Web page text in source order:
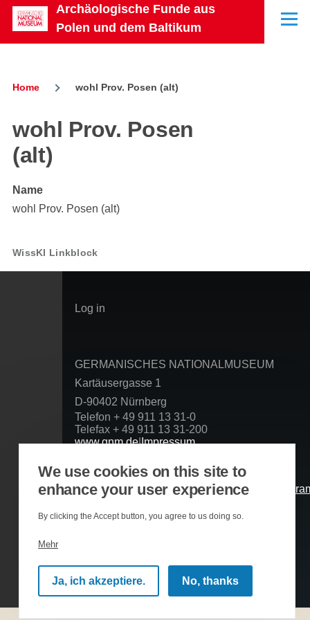
Skip to main content
Archäologische Funde aus
Polen und dem Baltikum
Menu
Home wohl Prov. Posen (alt)
wohl Prov. Posen
(alt)
Name
wohl Prov. Posen (alt)
WissKI Linkblock
User
account
Log in
GERMANISCHES NATIONALMUSEUM
Kartäusergasse 1
D-90402 Nürnberg
Telefon + 49 911 13 31-0
Telefax + 49 911 13 31-200
www.gnm.de|Impressum
Folgen Sie uns
We use cookies on this site to
enhance your user experience
By clicking the Accept button, you agree to us doing so.
Mehr
Ja, ich akzeptiere. No, thanks